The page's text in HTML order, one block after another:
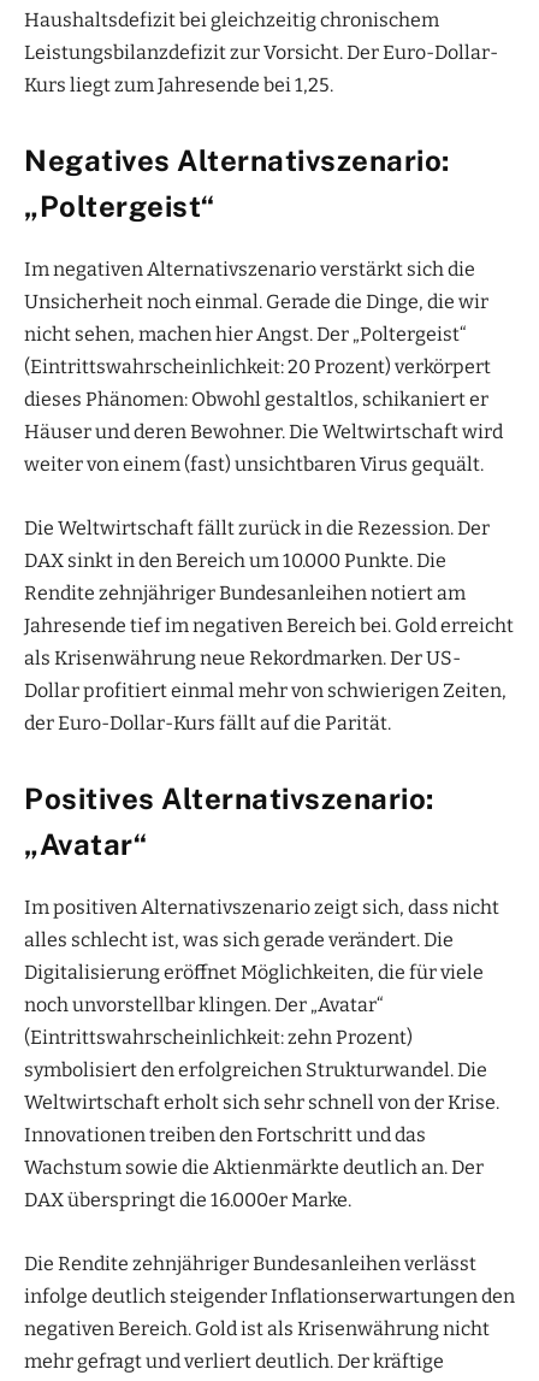
Haushaltsdefizit bei gleichzeitig chronischem
Leistungsbilanzdefizit zur Vorsicht. Der Euro-Dollar-
Kurs liegt zum Jahresende bei 1,25.
Negatives Alternativszenario:
„Poltergeist“
Im negativen Alternativszenario verstärkt sich die
Unsicherheit noch einmal. Gerade die Dinge, die wir
nicht sehen, machen hier Angst. Der „Poltergeist“
(Eintrittswahrscheinlichkeit: 20 Prozent) verkörpert
dieses Phänomen: Obwohl gestaltlos, schikaniert er
Häuser und deren Bewohner. Die Weltwirtschaft wird
weiter von einem (fast) unsichtbaren Virus gequält.
Die Weltwirtschaft fällt zurück in die Rezession. Der
DAX sinkt in den Bereich um 10.000 Punkte. Die
Rendite zehnjähriger Bundesanleihen notiert am
Jahresende tief im negativen Bereich bei. Gold erreicht
als Krisenwährung neue Rekordmarken. Der US-
Dollar profitiert einmal mehr von schwierigen Zeiten,
der Euro-Dollar-Kurs fällt auf die Parität.
Positives Alternativszenario:
„Avatar“
Im positiven Alternativszenario zeigt sich, dass nicht
alles schlecht ist, was sich gerade verändert. Die
Digitalisierung eröffnet Möglichkeiten, die für viele
noch unvorstellbar klingen. Der „Avatar“
(Eintrittswahrscheinlichkeit: zehn Prozent)
symbolisiert den erfolgreichen Strukturwandel. Die
Weltwirtschaft erholt sich sehr schnell von der Krise.
Innovationen treiben den Fortschritt und das
Wachstum sowie die Aktienmärkte deutlich an. Der
DAX überspringt die 16.000er Marke.
Die Rendite zehnjähriger Bundesanleihen verlässt
infolge deutlich steigender Inflationserwartungen den
negativen Bereich. Gold ist als Krisenwährung nicht
mehr gefragt und verliert deutlich. Der kräftige